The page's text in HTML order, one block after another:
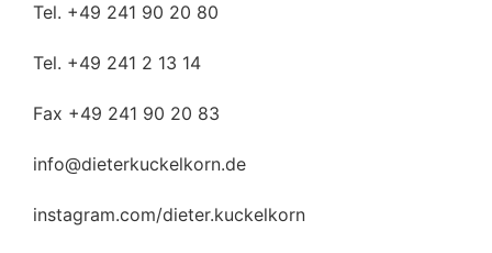
Tel. +49 241 90 20 80
Tel. +49 241 2 13 14
Fax +49 241 90 20 83
info@dieterkuckelkorn.de
instagram.com/dieter.kuckelkorn